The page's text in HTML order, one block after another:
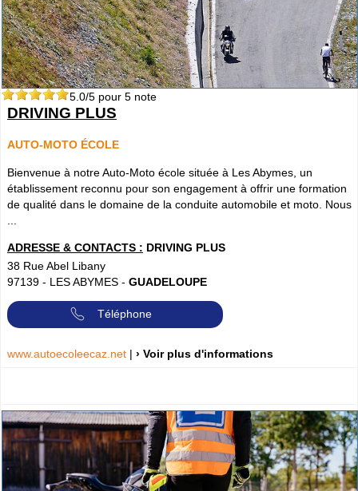
5.0/5 pour 5 note
DRIVING PLUS
AUTO-MOTO ÉCOLE
Bienvenue à notre Auto-Moto école située à Les Abymes, un
établissement reconnu pour son engagement à offrir une formation
de qualité dans le domaine de la conduite automobile et moto. Nous
ADRESSE & CONTACTS : DRIVING PLUS
38 Rue Abel Libany
97139 - LES ABYMES - GUADELOUPE
Téléphone
www.autoecoleecaz.net | › Voir plus d'informations